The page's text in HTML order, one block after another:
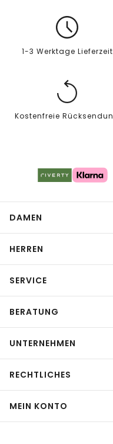
1-3 Werktage Lieferzeit
Kostenfreie
DAMEN
HERREN
SERVICE
BERATUNG
UNTERNEHMEN
RECHTLICHES
MEIN KONTO